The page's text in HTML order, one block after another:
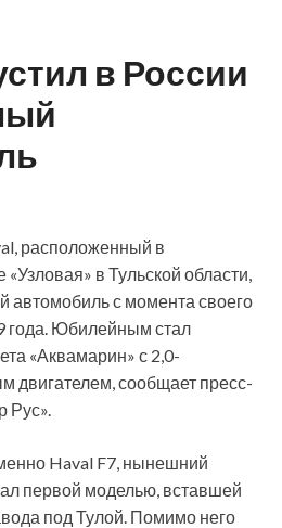
в России
расположенный в
в Тульской области,
автомобиль с момента своего
года. Юбилейным стал
«Аквамарин» с 2,0-
двигателем, сообщает пресс-
Рус».
Haval F7, нынешний
первой моделью, вставшей
под Тулой. Помимо него